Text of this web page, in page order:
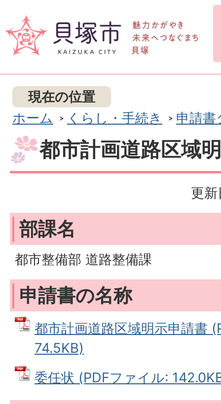
現在の位置
ホーム
くらし・手続き 申請書
都市計画道路区域
更
部課名
都市整備部 道路整備課
申請書の名称
都市計画道路区域明示申請書
74.5KB)
委任状 (PDFファイル: